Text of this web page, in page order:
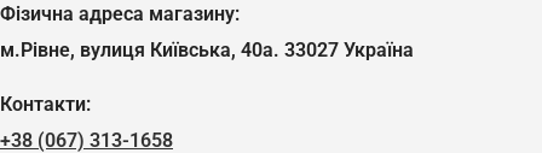
Фізична адреса магазину:
м.Рівне, вулиця Київська, 40а. 33027 Україна
Контакти:
+38 (067) 313-1658